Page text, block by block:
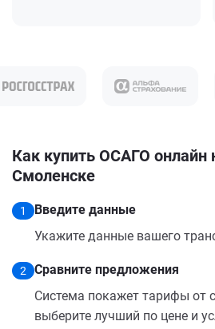
Как купить ОСАГО онлайн
Смоленске
1
Введите данные
Укажите данные вашего
2
Сравните предложения
Система покажет тарифы от
выберите лучший по цене и